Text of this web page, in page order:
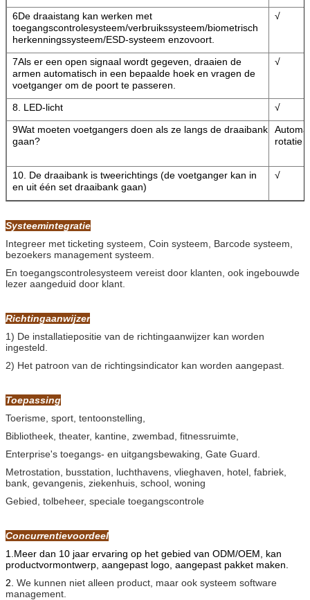
6De draaistang kan werken met
toegangscontrolesysteem/verbruikssysteem/biometrisch
herkenningssysteem/ESD-systeem enzovoort.
√
7Als er een open signaal wordt gegeven, draaien de
armen automatisch in een bepaalde hoek en vragen de
voetganger om de poort te passeren.
√
8. LED-licht
√
9Wat moeten voetgangers doen als ze langs de draaibank
gaan?
rotatie
10. De draaibank is tweerichtings (de voetganger kan in
en uit één set draaibank gaan)
√
Systeemintegratie
Integreer met ticketing systeem, Coin systeem, Barcode systeem,
bezoekers management systeem.
En toegangscontrolesysteem vereist door klanten, ook ingebouwde
lezer aangeduid door klant.
Richtingaanwijzer
1) De installatiepositie van de richtingaanwijzer kan worden
ingesteld.
2) Het patroon van de richtingsindicator kan worden aangepast.
Toepassing
Toerisme, sport, tentoonstelling,
Bibliotheek, theater, kantine, zwembad, fitnessruimte,
Enterprise's toegangs- en uitgangsbewaking, Gate Guard.
Metrostation, busstation, luchthavens, vlieghaven, hotel, fabriek,
bank, gevangenis, ziekenhuis, school, woning
Gebied, tolbeheer, speciale toegangscontrole
Concurrentievoordeel
1.Meer dan 10 jaar ervaring op het gebied van ODM/OEM, kan
productvormontwerp, aangepast logo, aangepast pakket maken.
2. We kunnen niet alleen product, maar ook systeem software
management.